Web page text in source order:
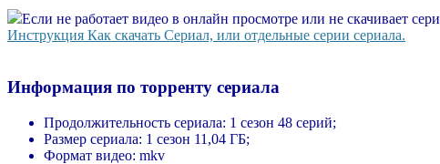
Если не работает видео в онлайн просмотре или не скачивает
Инструкция Как скачать Сериал, или отдельные серии сериала.
Информация по торренту сериала
Продолжительность сериала: 1 сезон 48 серий;
Размер сериала: 1 сезон 11,04 ГБ;
Формат видео: mkv